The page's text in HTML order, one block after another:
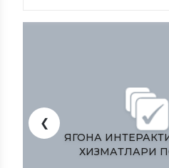
ЎЗБЕКИСТОН
ПРЕЗИДЕНТИ
❮